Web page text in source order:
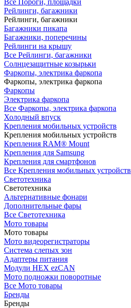
Все Пороги, площадки
Рейлинги, багажники
Рейлинги, багажники
Багажники пикапа
Багажники, поперечины
Рейлинги на крышу
Все Рейлинги, багажники
Солнцезащитные козырьки
Фаркопы, электрика фаркопа
Фаркопы, электрика фаркопа
Фаркопы
Электрика фаркопа
Все Фаркопы, электрика фаркопа
Холодный впуск
Крепления мобильных устройств
Крепления мобильных устройств
Крепления RAM® Mount
Крепления для Samsung
Крепления для смартфонов
Все Крепления мобильных устройств
Светотехника
Светотехника
Альтернативные фонари
Дополнительные фары
Все Светотехника
Мото товары
Мото товары
Мото видеорегистраторы
Система слепых зон
Адаптеры питания
Модули HEX ezCAN
Мото подножки поворотные
Все Мото товары
Бренды
Бренды